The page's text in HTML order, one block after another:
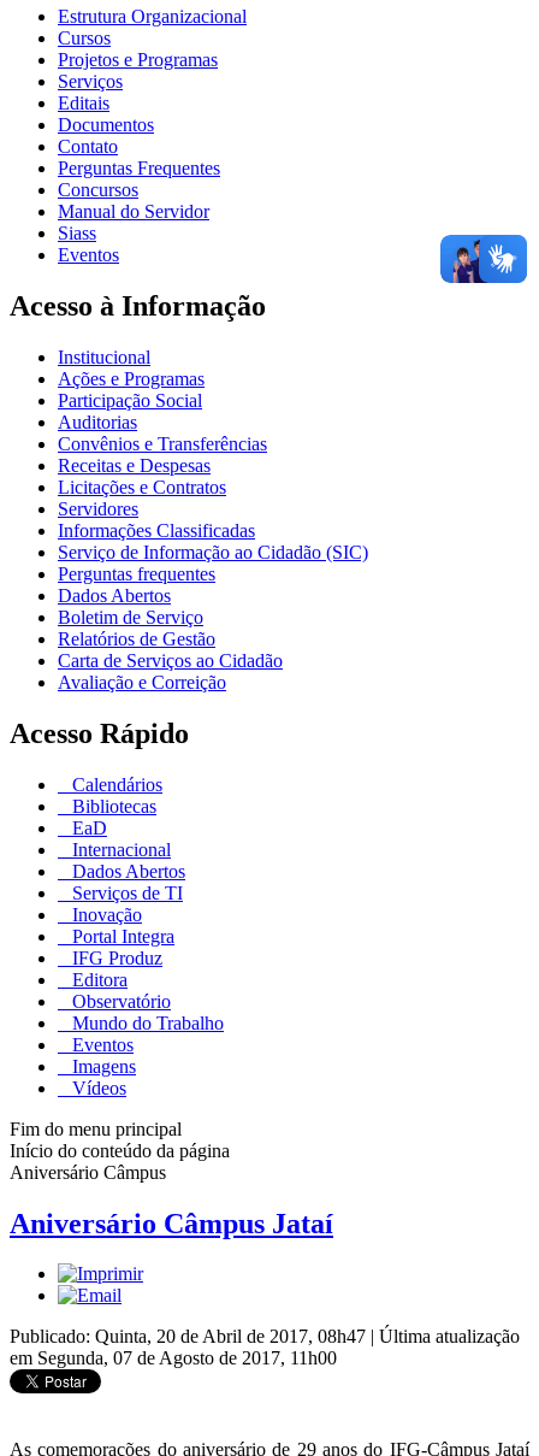
Estrutura Organizacional
Cursos
Projetos e Programas
Serviços
Editais
Documentos
Contato
Perguntas Frequentes
Concursos
Manual do Servidor
Siass
Eventos
Acesso à Informação
Institucional
Ações e Programas
Participação Social
Auditorias
Convênios e Transferências
Receitas e Despesas
Licitações e Contratos
Servidores
Informações Classificadas
Serviço de Informação ao Cidadão (SIC)
Perguntas frequentes
Dados Abertos
Boletim de Serviço
Relatórios de Gestão
Carta de Serviços ao Cidadão
Avaliação e Correição
Acesso Rápido
Calendários
Bibliotecas
EaD
Internacional
Dados Abertos
Serviços de TI
Inovação
Portal Integra
IFG Produz
Editora
Observatório
Mundo do Trabalho
Eventos
Imagens
Vídeos
Fim do menu principal
Início do conteúdo da página
Aniversário Câmpus
Aniversário Câmpus Jataí
Publicado: Quinta, 20 de Abril de 2017, 08h47 | Última atualização
em Segunda, 07 de Agosto de 2017, 11h00
As comemorações do aniversário de 29 anos do IFG-Câmpus Jataí